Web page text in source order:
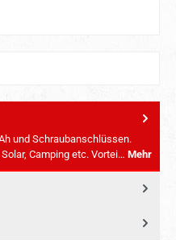
und Schraubanschlüssen.
Camping etc. Vortei… Mehr